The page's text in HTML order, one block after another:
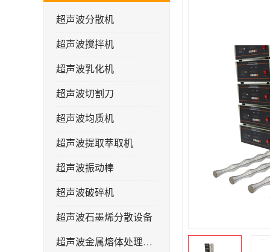
超声波分散机
超声波搅拌机
超声波乳化机
超声波切割刀
超声波均质机
超声波提取萃取机
超声波振动棒
超声波破碎机
超声波石墨烯分散设备
超声波金属熔体处理设备